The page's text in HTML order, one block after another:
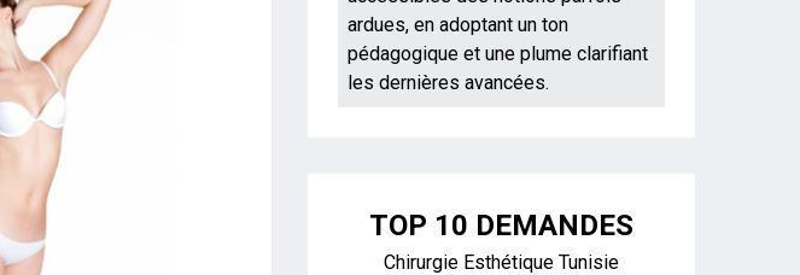
ardues, en adoptant un ton
pédagogique et une plume clarifiant
les dernières avancées.
TOP 10 DEMANDES
Chirurgie Esthétique Tunisie